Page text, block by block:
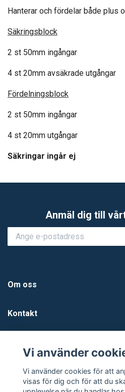
Hanterar och fördelar både plus
Säkringsblock
2 st 50mm ingångar
4 st 20mm avsäkrade utgångar
Fördelningsblock
2 st 50mm ingångar
4 st 20mm utgångar
Säkringar ingår ej
Anmäl dig till
Om oss
Kontakt
Sociala medier
Vi använder
Vi använder cookies för att
visas för dig och för att du